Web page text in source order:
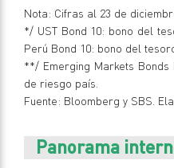
Nota: Cifras al 23 de
*/ UST Bond 10: bono del
Perú Bond 10: bono del
**/ Emerging Markets Bonds
de riesgo país.
Fuente: Bloomberg y SBS.
Panorama